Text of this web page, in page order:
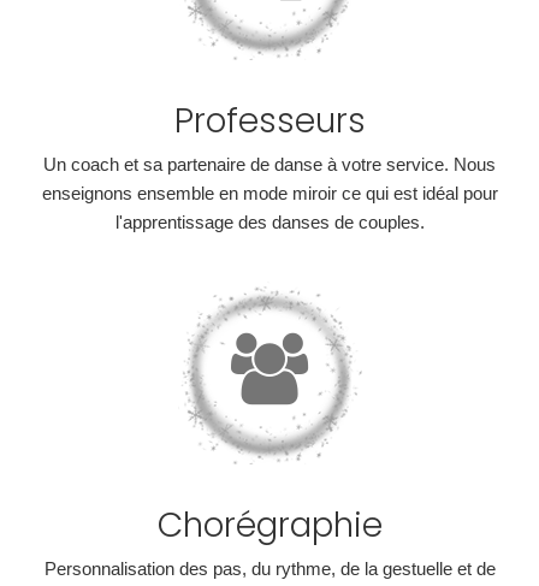
Professeurs
Un coach et sa partenaire de danse à votre service. Nous
enseignons ensemble en mode miroir ce qui est idéal pour
l'apprentissage des danses de couples.
Chorégraphie
Personnalisation des pas, du rythme, de la gestuelle et de